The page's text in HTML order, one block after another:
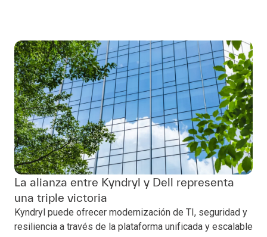
La alianza entre Kyndryl y Dell representa
una triple victoria
Kyndryl puede ofrecer modernización de TI, seguridad y
resiliencia a través de la plataforma unificada y escalable